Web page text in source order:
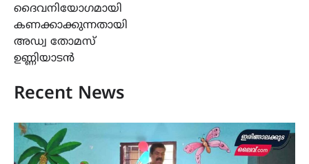
ദൈവനിയോഗമായി
കണക്കാക്കുന്നതായി
അഡ്വ തോമസ്
ഉണ്ണിയാടൻ
Recent News